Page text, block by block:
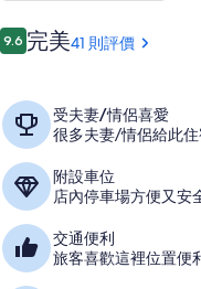
住
宿
評
價
9.69.6 分，滿分 10 分，
完美41 則評價
受夫妻/情侶喜愛
很多夫妻/情侶給此住
附設車位
店內停車場方便又安
交通便利
旅客喜歡這裡位置便